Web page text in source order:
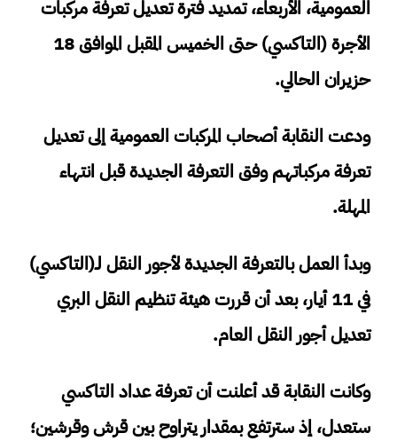
العمومية، الأربعاء، تمديد فترة تعديل تعرفة مركبات
الأجرة (التاكسي) حتى الخميس المقبل الموافق 18
حزيران الحالي.
ودعت النقابة أصحاب المركبات العمومية إلى تعديل
تعرفة مركباتهم وفق التعرفة الجديدة قبل انتهاء
المهلة.
وبدأ العمل بالتعرفة الجديدة لأجور النقل لـ(التاكسي)
في 11 أيار، بعد أن قررت هيئة تنظيم النقل البري
تعديل أجور النقل العام.
وكانت النقابة قد أعلنت أن تعرفة عداد التاكسي
ستعدل، إذ سترتفع بمقدار يتراوح بين قرش وقرشين؛